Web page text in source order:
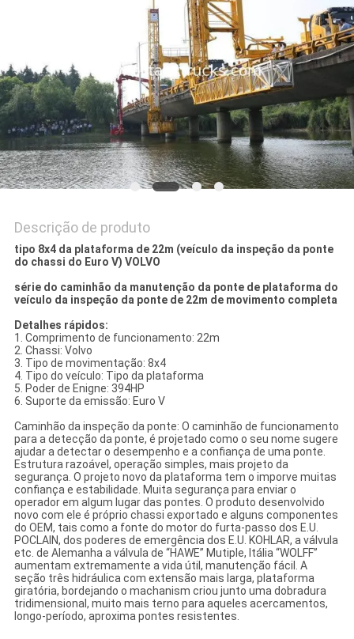
DE
PRIVACIDADE
Descrição de produto
tipo 8x4 da plataforma de 22m (veículo da inspeção da ponte
do chassi do Euro V) VOLVO
série do caminhão da manutenção da ponte de plataforma do
veículo da inspeção da ponte de 22m de movimento completa
Detalhes rápidos:
1. Comprimento de funcionamento: 22m
2. Chassi: Volvo
3. Tipo de movimentação: 8x4
4. Tipo do veículo: Tipo da plataforma
5. Poder de Enigne: 394HP
6. Suporte da emissão: Euro V
Caminhão da inspeção da ponte: O caminhão de funcionamento
para a detecção da ponte, é projetado como o seu nome sugere
ajudar a detectar o desempenho e a confiança de uma ponte.
Estrutura razoável, operação simples, mais projeto da
segurança. O projeto novo da plataforma tem o imporve muitas
confiança e estabilidade. Muita segurança para enviar o
operador em algum lugar das pontes. O produto desenvolvido
novo com ele é próprio chassi exportado e alguns componentes
do OEM, tais como a fonte do motor do furta-passo dos E.U.
POCLAIN, dos poderes de emergência dos E.U. KOHLAR, a válvula
etc. de Alemanha a válvula de “HAWE” Mutiple, Itália “WOLFF”
aumentam extremamente a vida útil, manutenção fácil. A
seção três hidráulica com extensão mais larga, plataforma
giratória, bordejando o machanism criou junto uma dobradura
tridimensional, muito mais terno para aqueles acercamentos,
longo-período, aproxima pontes resistentes.